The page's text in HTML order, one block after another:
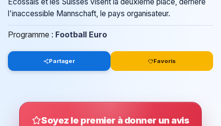
l'inaccessible Mannschaft, le pays organisateur.
Programme : Football Euro
Partager Favoris
Soyez le premier à donner un avis